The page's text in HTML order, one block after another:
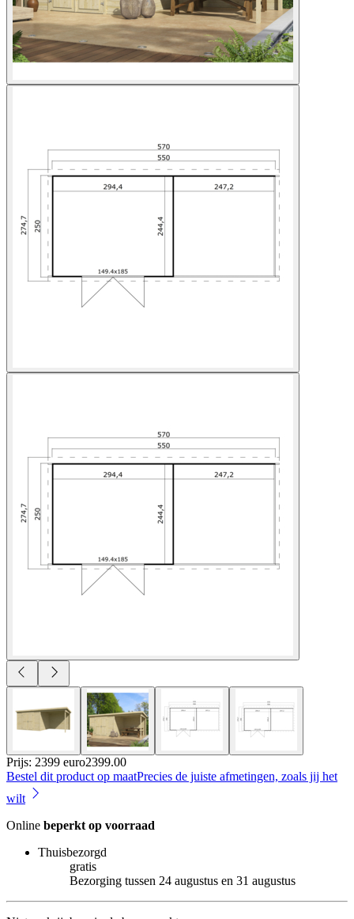
Prijs: 2399 euro2399.00
Bestel dit product op maatPrecies de juiste afmetingen, zoals jij het
wilt
Online beperkt op voorraad
Thuisbezorgd
gratis
Bezorging tussen 24 augustus en 31 augustus